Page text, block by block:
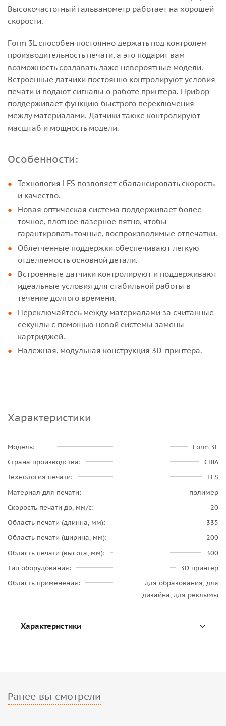
Высокочастотный гальванометр работает на хорошей
скорости.
Form 3L способен постоянно держать под контролем
производительность печати, а это подарит вам
возможность создавать даже невероятные модели.
Встроенные датчики постоянно контролируют условия
печати и подают сигналы о работе принтера. Прибор
поддерживает функцию быстрого переключения
между материалами. Датчики также контролируют
масштаб и мощность модели.
Особенности:
Технология LFS позволяет сбалансировать скорость
и качество.
Новая оптическая система поддерживает более
точное, плотное лазерное пятно, чтобы
гарантировать точные, воспроизводимые отпечатки.
Облегченные поддержки обеспечивают легкую
отделяемость основной детали.
Встроенные датчики контролируют и поддерживают
идеальные условия для стабильной работы в
течение долгого времени.
Переключайтесь между материалами за считанные
секунды с помощью новой системы замены
картриджей.
Надежная, модульная конструкция 3D-принтера.
Характеристики
Модель
Form 3L
Страна производства
США
Технология печати
LFS
Материал для печати
полимер
Скорость печати до, мм/с
20
Область печати (длинна, мм)
335
Область печати (ширина, мм)
200
Область печати (высота, мм)
300
Тип оборудования
3D принтер
Область применения
для образования, для
дизайна, для реклымы
Характеристики
Ранее вы смотрели